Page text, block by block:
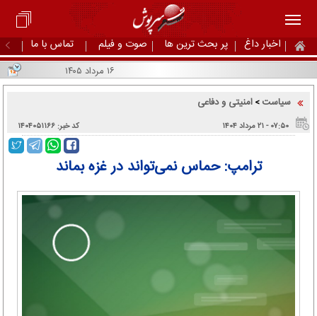
اخبار داغ پر بحث ترین ها صوت و فیلم تماس با ما
سیاست > امنیتی و دفاعی
۰۷:۵۰ - ۲۱ مرداد ۱۴۰۴ کد خبر: ۱۴۰۴۰۵۱۱۶۶
ترامپ: حماس نمی‌تواند در غزه بماند